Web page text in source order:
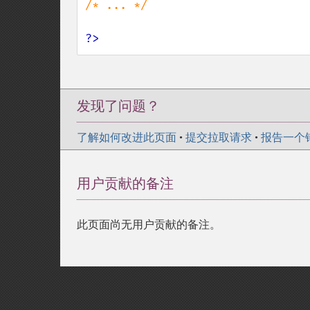
/* ... */
?>
发现了问题？
了解如何改进此页面 • 提交拉取请求 • 报告一个
用户贡献的备注
此页面尚无用户贡献的备注。